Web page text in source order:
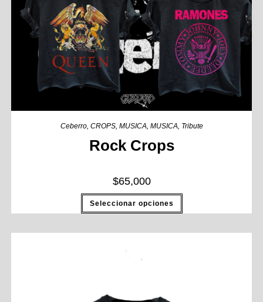
Ceberro, CROPS, MUSICA, MUSICA, Tribute
Rock Crops
$65,000
Seleccionar opciones